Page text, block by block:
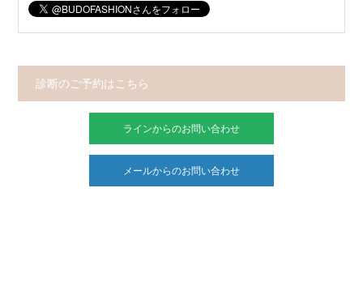
診断のご予約はこちら
ラインからのお問い合わせ
メールからのお問い合わせ